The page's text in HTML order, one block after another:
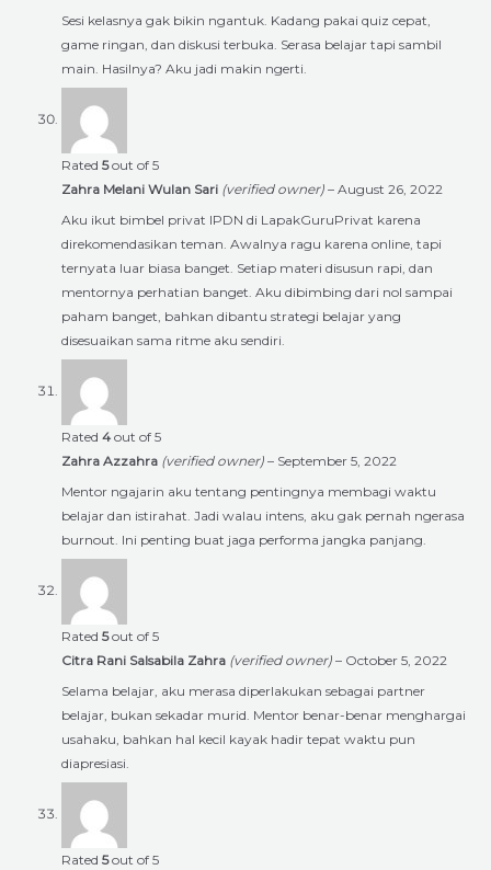
Sesi kelasnya gak bikin ngantuk. Kadang pakai quiz cepat,
game ringan, dan diskusi terbuka. Serasa belajar tapi sambil
main. Hasilnya? Aku jadi makin ngerti.
Rated 5out of 5
Zahra Melani Wulan Sari (verified owner) – August 26, 2022
Aku ikut bimbel privat IPDN di LapakGuruPrivat karena
direkomendasikan teman. Awalnya ragu karena online, tapi
ternyata luar biasa banget. Setiap materi disusun rapi, dan
mentornya perhatian banget. Aku dibimbing dari nol sampai
paham banget, bahkan dibantu strategi belajar yang
disesuaikan sama ritme aku sendiri.
Rated 4 out of 5
Zahra Azzahra (verified owner) – September 5, 2022
Mentor ngajarin aku tentang pentingnya membagi waktu
belajar dan istirahat. Jadi walau intens, aku gak pernah ngerasa
burnout. Ini penting buat jaga performa jangka panjang.
Rated 5out of 5
Citra Rani Salsabila Zahra (verified owner) – October 5, 2022
Selama belajar, aku merasa diperlakukan sebagai partner
belajar, bukan sekadar murid. Mentor benar-benar menghargai
usahaku, bahkan hal kecil kayak hadir tepat waktu pun
diapresiasi.
Rated 5out of 5